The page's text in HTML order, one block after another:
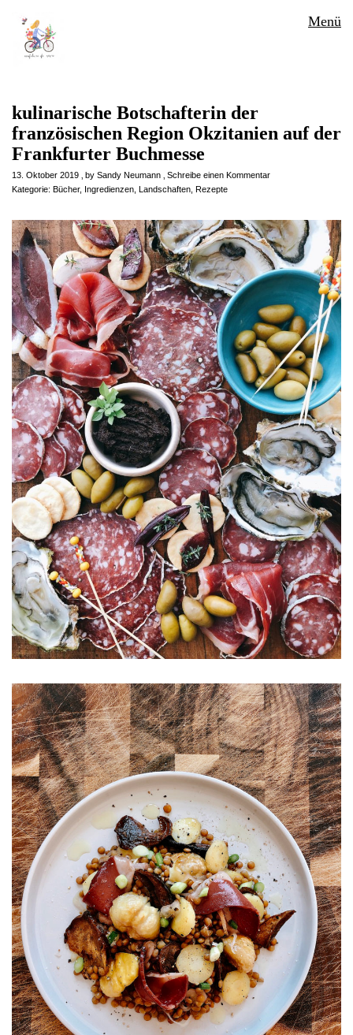
Menü
kulinarische Botschafterin der
französischen Region Okzitanien auf der
Frankfurter Buchmesse
13. Oktober 2019 by Sandy Neumann
Schreibe einen Kommentar
Kategorie: Bücher, Ingredienzen Landschaften Rezepte